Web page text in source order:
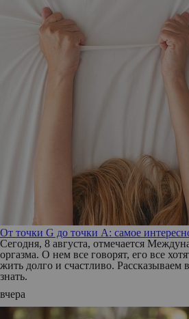
От точки G до точки A: самое
Сегодня, 8 августа, отмечается
оргазма. О нем все говорят, его все
жить долго и счастливо. Рассказываем
знать.
вчера